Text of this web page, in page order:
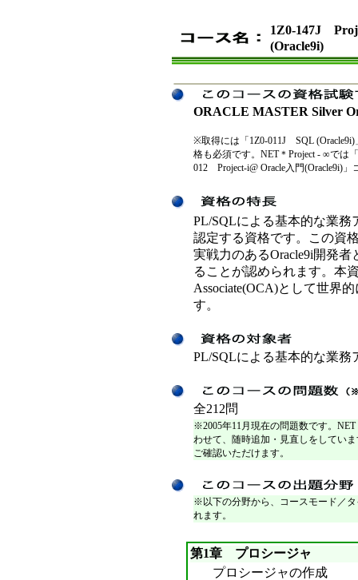
1Z0-147J
(Oracle9i)
ORACLE MASTER Silver
※取得には「1Z0-011J SQL (Oracle9i)
格も必須です。NET＊Project - ∞では
012 Project-i@ Oracle入門(Oracle9i)
PL/SQLによる基本的な業
認定する資格です。この資
実戦力のあるOracle9i開発
ることが認められます。本
Associate(OCA)として世界
す。
PL/SQLによる基本的な業務
全212問
※2005年11月現在の問題数です。
わせて、随時追加・見直しをしてい
ご確認いただけます。
※以下の分野から、コースモード／
れます。
第1章 プロシージャ
プロシージャの作成